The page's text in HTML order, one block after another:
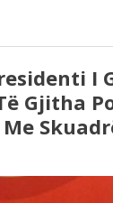
I
Gjitha